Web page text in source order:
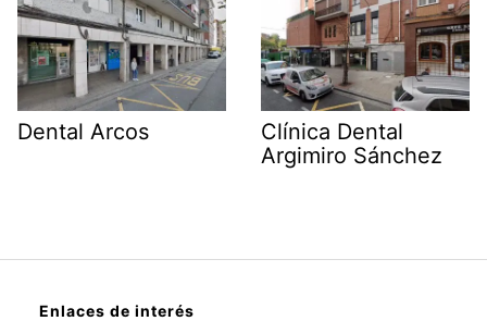
Dental Arcos
Clínica Dental
Argimiro Sánchez
Enlaces de interés